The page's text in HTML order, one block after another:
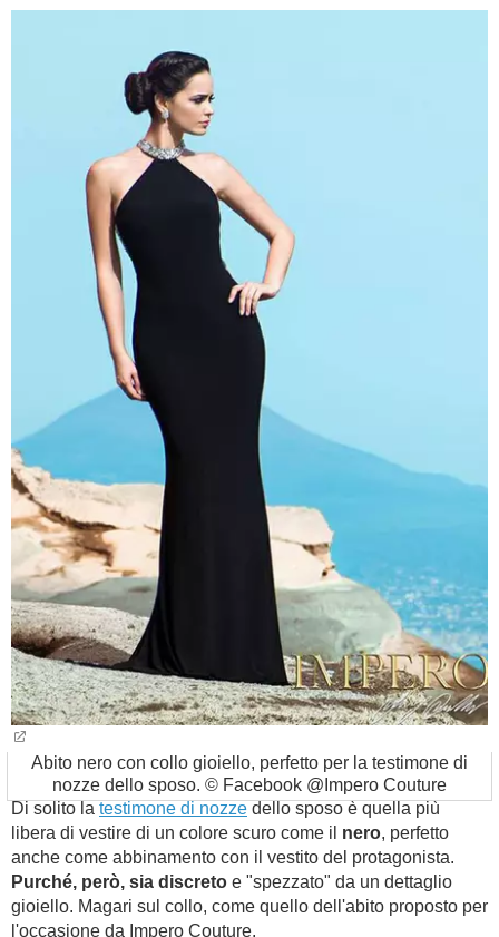
Abito nero con collo gioiello, perfetto per la testimone di
nozze dello sposo. © Facebook @Impero Couture
Di solito la testimone di nozze dello sposo è quella più
libera di vestire di un colore scuro come il nero, perfetto
anche come abbinamento con il vestito del protagonista.
Purché, però, sia discreto e "spezzato" da un dettaglio
gioiello. Magari sul collo, come quello dell'abito proposto per
l'occasione da Impero Couture.